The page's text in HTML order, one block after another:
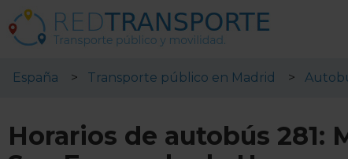
España Transporte público en Madrid
Horarios de autobús 281: